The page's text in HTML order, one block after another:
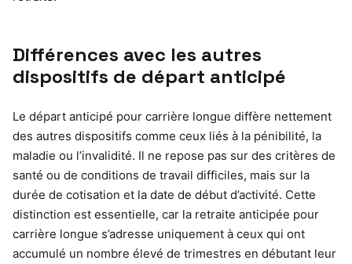
Différences avec les autres
dispositifs de départ anticipé
Le départ anticipé pour carrière longue diffère nettement
des autres dispositifs comme ceux liés à la pénibilité, la
maladie ou l’invalidité. Il ne repose pas sur des critères de
santé ou de conditions de travail difficiles, mais sur la
durée de cotisation et la date de début d’activité. Cette
distinction est essentielle, car la retraite anticipée pour
carrière longue s’adresse uniquement à ceux qui ont
accumulé un nombre élevé de trimestres en débutant leur